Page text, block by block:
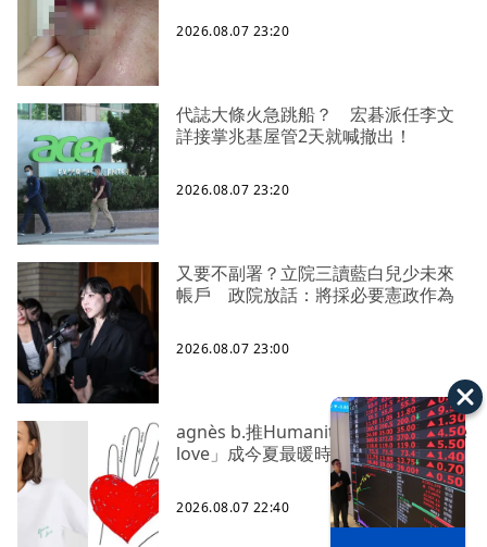
2026.08.07 23:20
代誌大條火急跳船？ 宏碁派任李文
詳接掌兆基屋管2天就喊撤出！
2026.08.07 23:20
又要不副署？立院三讀藍白兒少未來
帳戶 政院放話：將採必要憲政作為
2026.08.07 23:00
agnès b.推Humanitarian系列 「give
love」成今夏最暖時尚宣言
2026.08.07 22:40